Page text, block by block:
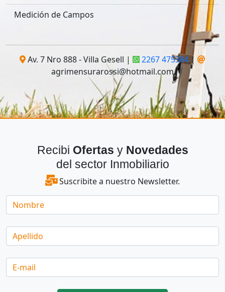
Medición de Campos
Av. 7 Nro 888 - Villa Gesell | 2267 475384|
agrimensurarossi@hotmail.com
Recibi Ofertas y Novedades
del sector Inmobiliario
Suscribite a nuestro Newsletter.
mail